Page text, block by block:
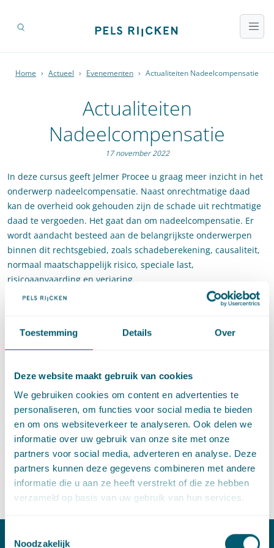
Toestemming Details Over
Deze website maakt gebruik van cookies
We gebruiken cookies om content en advertenties te
personaliseren, om functies voor social media te bieden
en om ons websiteverkeer te analyseren. Ook delen we
informatie over uw gebruik van onze site met onze
partners voor social media, adverteren en analyse. Deze
partners kunnen deze gegevens combineren met andere
informatie die u aan ze heeft verstrekt of die ze hebben
verzameld op basis van uw gebruik van hun services.
Noodzakelijk
Home › Actueel › Evenementen › Actualiteiten Nadeelcompensatie
Actualiteiten
Nadeelcompensatie
17 november 2022
In deze cursus geeft Jelmer Procee u graag meer inzicht in het
onderwerp nadeelcompensatie. Naast onrechtmatige daad
kan de overheid ook gehouden zijn de schade uit rechtmatige
daad te vergoeden. Het gaat dan om nadeelcompensatie. Er
wordt aandacht besteed aan de belangrijkste onderwerpen
binnen dit rechtsgebied, zoals schadeberekening, causaliteit,
normaal maatschappelijk risico, speciale last,
risicoaanvaarding en verjaring.
Vanzelfsprekend is er volop ruimte voor het stellen van vragen.
Jelmer Procee is advocaat en partner op de sectie Ruimte en
milieu bij Pels Rijcken. Jelmer is gespecialiseerd in het
nadeelcompensatie, grondexploitatie en onteigening.
Datum: donderdag 17 november 2022
Tijd: 16.00 uur tot 18.10 uur
Docent: Jelmer Procee
PO punten: 2